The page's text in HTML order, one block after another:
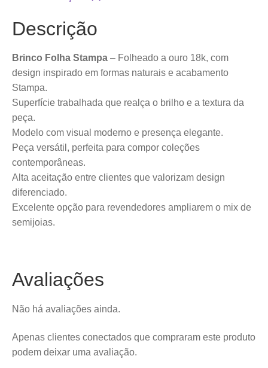
Descrição
Brinco Folha Stampa – Folheado a ouro 18k, com
design inspirado em formas naturais e acabamento
Stampa.
Superfície trabalhada que realça o brilho e a textura da
peça.
Modelo com visual moderno e presença elegante.
Peça versátil, perfeita para compor coleções
contemporâneas.
Alta aceitação entre clientes que valorizam design
diferenciado.
Excelente opção para revendedores ampliarem o mix de
semijoias.
Avaliações
Não há avaliações ainda.
Apenas clientes conectados que compraram este produto
podem deixar uma avaliação.